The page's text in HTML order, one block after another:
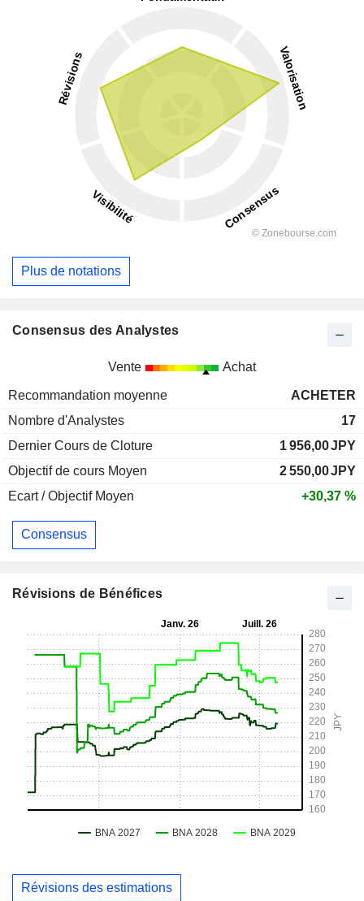
Plus de notations
Consensus des Analystes
Vente Achat
Recommandation moyenne
ACHETER
Nombre d'Analystes
17
Dernier Cours de Cloture
1 956,00JPY
Objectif de cours Moyen
2 550,00JPY
Ecart / Objectif Moyen
+30,37 %
Consensus
Révisions de Bénéfices
Révisions des estimations